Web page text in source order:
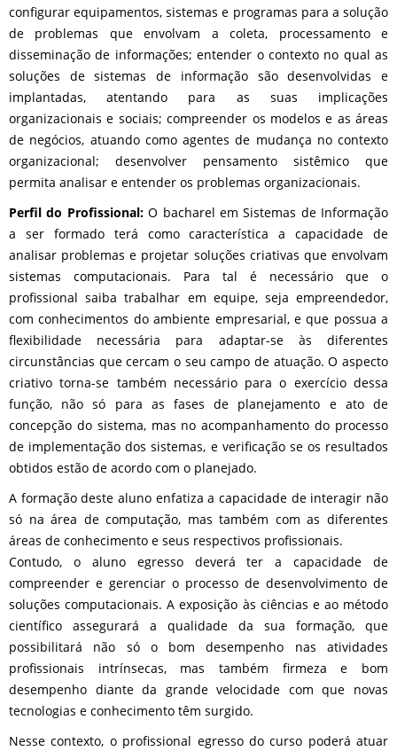
configurar equipamentos, sistemas e programas para a solução
de problemas que envolvam a coleta, processamento e
disseminação de informações; entender o contexto no qual as
soluções de sistemas de informação são desenvolvidas e
implantadas, atentando para as suas implicações
organizacionais e sociais; compreender os modelos e as áreas
de negócios, atuando como agentes de mudança no contexto
organizacional; desenvolver pensamento sistêmico que
permita analisar e entender os problemas organizacionais.
Perfil do Profissional:O bacharel em Sistemas de Informação
a ser formado terá como característica a capacidade de
analisar problemas e projetar soluções criativas que envolvam
sistemas computacionais. Para tal é necessário que o
profissional saiba trabalhar em equipe, seja empreendedor,
com conhecimentos do ambiente empresarial, e que possua a
flexibilidade necessária para adaptar-se às diferentes
circunstâncias que cercam o seu campo de atuação. O aspecto
criativo torna-se também necessário para o exercício dessa
função, não só para as fases de planejamento e ato de
concepção do sistema, mas no acompanhamento do processo
de implementação dos sistemas, e verificação se os resultados
obtidos estão de acordo com o planejado.
A formação deste aluno enfatiza a capacidade de interagir não
só na área de computação, mas também com as diferentes
áreas de conhecimento e seus respectivos profissionais.
Contudo, o aluno egresso deverá ter a capacidade de
compreender e gerenciar o processo de desenvolvimento de
soluções computacionais. A exposição às ciências e ao método
científico assegurará a qualidade da sua formação, que
possibilitará não só o bom desempenho nas atividades
profissionais intrínsecas, mas também firmeza e bom
desempenho diante da grande velocidade com que novas
tecnologias e conhecimento têm surgido.
Nesse contexto, o profissional egresso do curso poderá atuar